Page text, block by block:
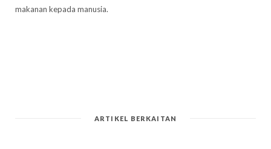
makanan kepada manusia.
ARTIKEL BERKAITAN